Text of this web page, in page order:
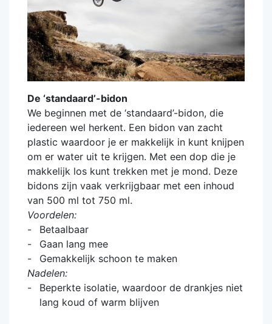
De ‘standaard’-bidon
We beginnen met de ‘standaard’-bidon, die
iedereen wel herkent. Een bidon van zacht
plastic waardoor je er makkelijk in kunt knijpen
om er water uit te krijgen. Met een dop die je
makkelijk los kunt trekken met je mond. Deze
bidons zijn vaak verkrijgbaar met een inhoud
van 500 ml tot 750 ml.
Voordelen:
Betaalbaar
Gaan lang mee
Gemakkelijk schoon te maken
Nadelen:
Beperkte isolatie, waardoor de drankjes niet
lang koud of warm blijven